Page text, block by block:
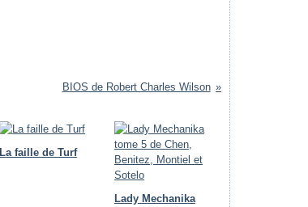
BIOS de Robert Charles Wilson
La faille de Turf
Lady Mechanika